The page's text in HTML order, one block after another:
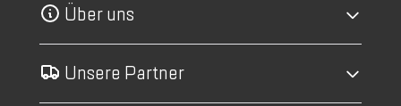
Über uns
Unsere Partner